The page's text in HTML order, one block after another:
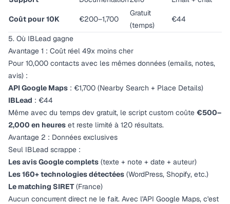
Coût pour 10K €200–1,700
Gratuit
(temps)
€44
5. Où IBLead gagne
Avantage 1 : Coût réel 49x moins cher
Pour 10,000 contacts avec les mêmes données (emails, notes,
avis) :
API Google Maps : €1,700 (Nearby Search + Place Details)
IBLead : €44
Même avec du temps dev gratuit, le script custom coûte €500–
2,000 en heures et reste limité à 120 résultats.
Avantage 2 : Données exclusives
Seul IBLead scrappe :
Les avis Google complets (texte + note + date + auteur)
Les 160+ technologies détectées (WordPress, Shopify, etc.)
Le matching SIRET(France)
Aucun concurrent direct ne le fait. Avec l'API Google Maps, c'est